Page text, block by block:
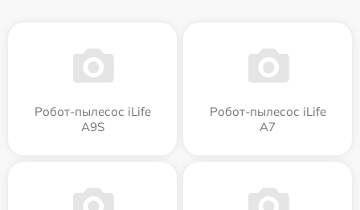
Робот-пылесос iLife
A9S
Робот-пылесос iLife
A7